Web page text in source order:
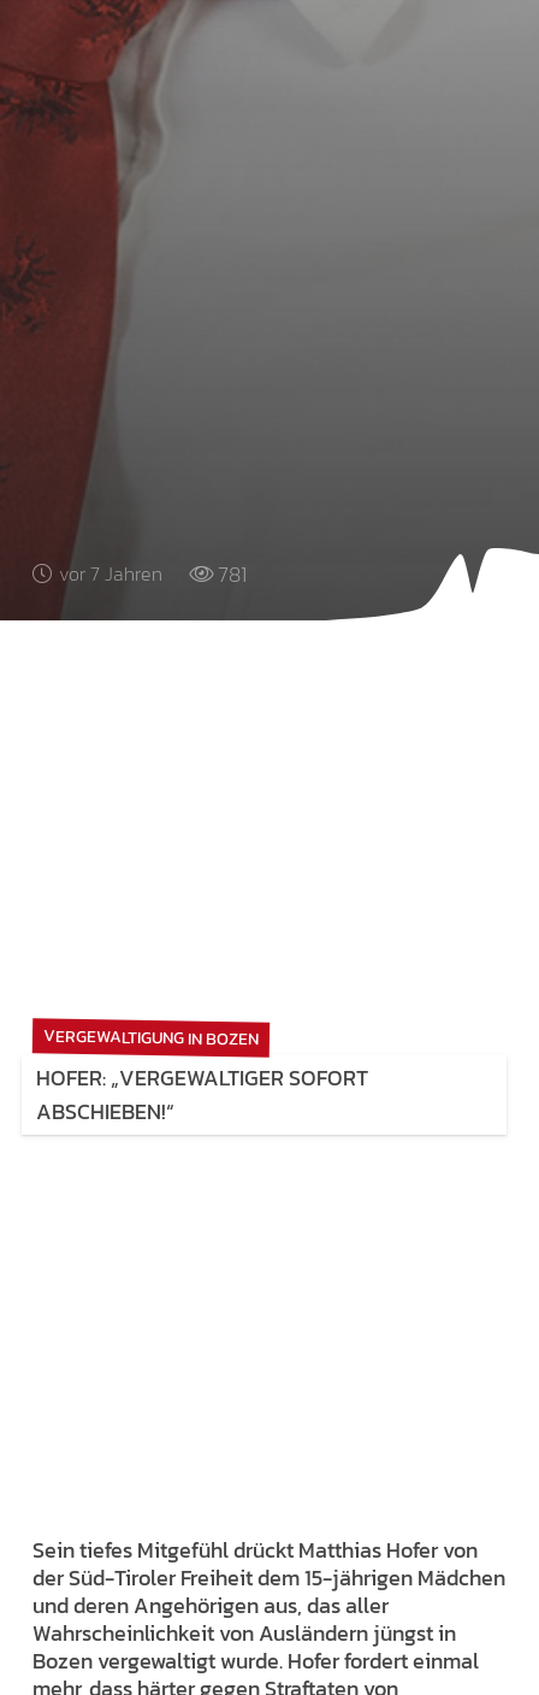
vor 7 Jahren 781
VERGEWALTIGUNG IN BOZEN
HOFER: „VERGEWALTIGER SOFORT
ABSCHIEBEN!“
Sein tiefes Mitgefühl drückt Matthias Hofer von
der Süd-Tiroler Freiheit dem 15-jährigen Mädchen
und deren Angehörigen aus, das aller
Wahrscheinlichkeit von Ausländern jüngst in
Bozen vergewaltigt wurde. Hofer fordert einmal
mehr, dass härter gegen Straftaten von